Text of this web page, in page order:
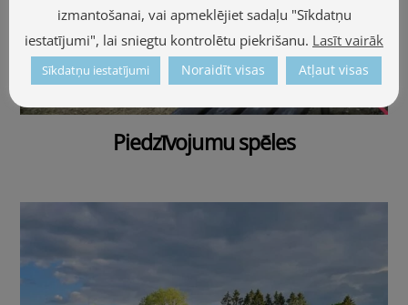
Piedzīvojumu spēles
izmantošanai, vai apmeklējiet sadaļu "Sīkdatņu
iestatījumi", lai sniegtu kontrolētu piekrišanu. Lasīt vairāk
Sīkdatņu iestatījumi Noraidīt visas Atļaut visas